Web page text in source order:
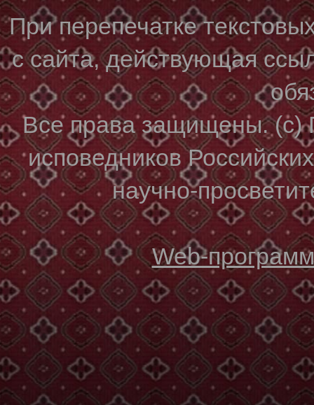
При перепечатке
с сайта, действующая
Все права защищены. (с)
исповедников
научно-
Web-